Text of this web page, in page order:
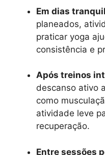
Em dias
planeados,
praticar yoga
consistência e
Após treinos
descanso ativo
como
atividade leve
recuperação.
Entre sessões